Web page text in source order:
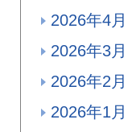
2026年4月
2026年3月
2026年2月
2026年1月